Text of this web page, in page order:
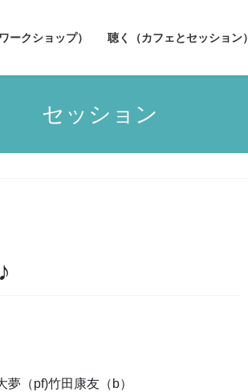
ークショップ） 聴く（カフェとセッション）
セッション
（pf)竹田康友（b）